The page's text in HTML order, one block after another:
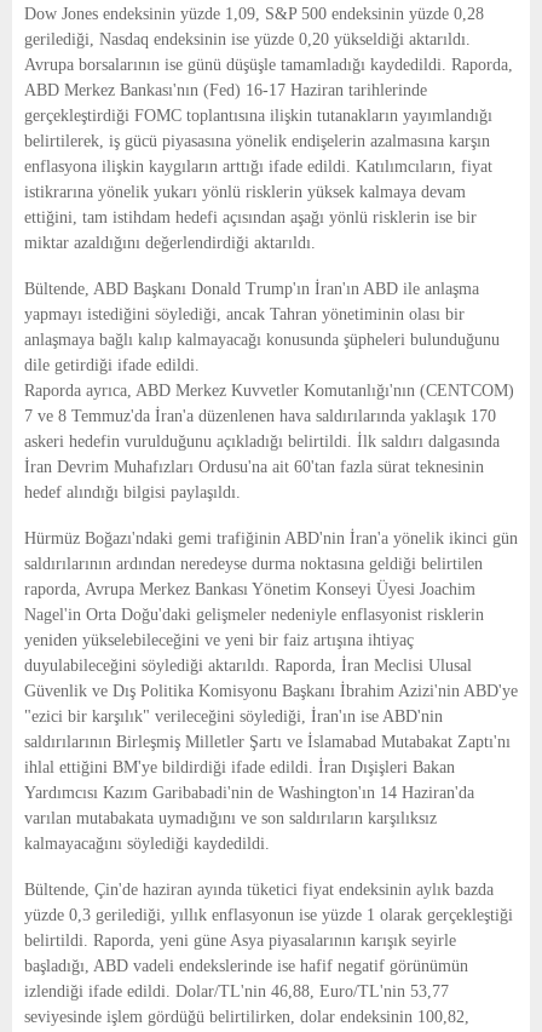
Dow Jones endeksinin yüzde 1,09, S&P 500 endeksinin yüzde 0,28
gerilediği, Nasdaq endeksinin ise yüzde 0,20 yükseldiği aktarıldı.
Avrupa borsalarının ise günü düşüşle tamamladığı kaydedildi. Raporda,
ABD Merkez Bankası'nın (Fed) 16-17 Haziran tarihlerinde
gerçekleştirdiği FOMC toplantısına ilişkin tutanakların yayımlandığı
belirtilerek, iş gücü piyasasına yönelik endişelerin azalmasına karşın
enflasyona ilişkin kaygıların arttığı ifade edildi. Katılımcıların, fiyat
istikrarına yönelik yukarı yönlü risklerin yüksek kalmaya devam
ettiğini, tam istihdam hedefi açısından aşağı yönlü risklerin ise bir
miktar azaldığını değerlendirdiği aktarıldı.
Bültende, ABD Başkanı Donald Trump'ın İran'ın ABD ile anlaşma
yapmayı istediğini söylediği, ancak Tahran yönetiminin olası bir
anlaşmaya bağlı kalıp kalmayacağı konusunda şüpheleri bulunduğunu
dile getirdiği ifade edildi.
Raporda ayrıca, ABD Merkez Kuvvetler Komutanlığı'nın (CENTCOM)
7 ve 8 Temmuz'da İran'a düzenlenen hava saldırılarında yaklaşık 170
askeri hedefin vurulduğunu açıkladığı belirtildi. İlk saldırı dalgasında
İran Devrim Muhafızları Ordusu'na ait 60'tan fazla sürat teknesinin
hedef alındığı bilgisi paylaşıldı.
Hürmüz Boğazı'ndaki gemi trafiğinin ABD'nin İran'a yönelik ikinci gün
saldırılarının ardından neredeyse durma noktasına geldiği belirtilen
raporda, Avrupa Merkez Bankası Yönetim Konseyi Üyesi Joachim
Nagel'in Orta Doğu'daki gelişmeler nedeniyle enflasyonist risklerin
yeniden yükselebileceğini ve yeni bir faiz artışına ihtiyaç
duyulabileceğini söylediği aktarıldı. Raporda, İran Meclisi Ulusal
Güvenlik ve Dış Politika Komisyonu Başkanı İbrahim Azizi'nin ABD'ye
"ezici bir karşılık" verileceğini söylediği, İran'ın ise ABD'nin
saldırılarının Birleşmiş Milletler Şartı ve İslamabad Mutabakat Zaptı'nı
ihlal ettiğini BM'ye bildirdiği ifade edildi. İran Dışişleri Bakan
Yardımcısı Kazım Garibabadi'nin de Washington'ın 14 Haziran'da
varılan mutabakata uymadığını ve son saldırıların karşılıksız
kalmayacağını söylediği kaydedildi.
Bültende, Çin'de haziran ayında tüketici fiyat endeksinin aylık bazda
yüzde 0,3 gerilediği, yıllık enflasyonun ise yüzde 1 olarak gerçekleştiği
belirtildi. Raporda, yeni güne Asya piyasalarının karışık seyirle
başladığı, ABD vadeli endekslerinde ise hafif negatif görünümün
izlendiği ifade edildi. Dolar/TL'nin 46,88, Euro/TL'nin 53,77
seviyesinde işlem gördüğü belirtilirken, dolar endeksinin 100,82,